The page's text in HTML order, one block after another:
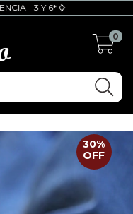
- 3 Y 6* CUOTAS SIN
0
30%
OFF